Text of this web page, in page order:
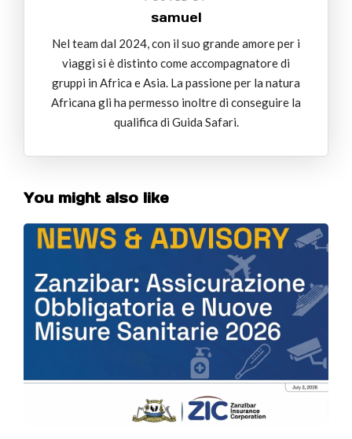
samuel
Nel team dal 2024, con il suo grande amore per i
viaggi si è distinto come accompagnatore di
gruppi in Africa e Asia. La passione per la natura
Africana gli ha permesso inoltre di conseguire la
qualifica di Guida Safari.
You might also like